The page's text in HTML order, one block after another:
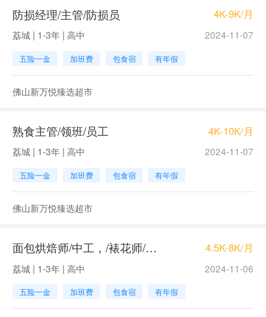
防损经理/主管/防损员 4K-9K/月
荔城 | 1-3年 | 高中 2024-11-07
五险一金 加班费 包食宿 有年假
佛山新万悦臻选超市
熟食主管/领班/员工 4K-10K/月
荔城 | 1-3年 | 高中 2024-11-07
五险一金 加班费 包食宿 有年假
佛山新万悦臻选超市
面包烘焙师/中工，/裱花师/中工，面包师/中工，营业员 4.5K-8K/月
荔城 | 1-3年 | 高中 2024-11-06
五险一金 加班费 包食宿 有年假